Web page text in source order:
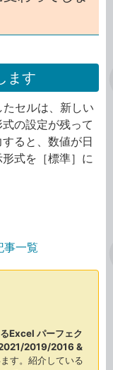
ます
セルは、新しい
の設定が残って
ると、数値が日
式を［標準］に
事一覧
Excel パーフェク
2021/2019/2016 &
す。紹介している